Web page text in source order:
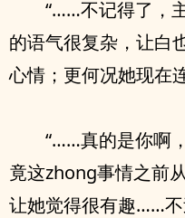
“……不记得了，
的语气很复杂，让白
心情；更何况她现在
“……真的是你啊
竟这zhong事情之前
让她觉得很有趣……